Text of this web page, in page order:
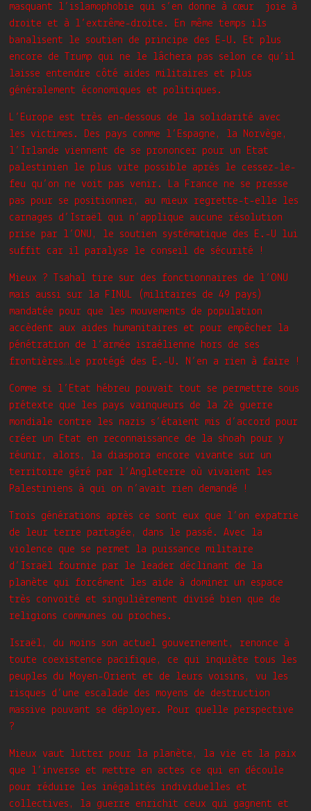
masquant l’islamophobie qui s’en donne à cœur joie à
droite et à l’extrême-droite. En même temps ils
banalisent le soutien de principe des E-U. Et plus
encore de Trump qui ne le lâchera pas selon ce qu’il
laisse entendre côté aides militaires et plus
généralement économiques et politiques.
L’Europe est très en-dessous de la solidarité avec
les victimes. Des pays comme l’Espagne, la Norvège,
l’Irlande viennent de se prononcer pour un Etat
palestinien le plus vite possible après le cessez-le-
feu qu’on ne voit pas venir. La France ne se presse
pas pour se positionner, au mieux regrette-t-elle les
carnages d’Israël qui n’applique aucune résolution
prise par l’ONU, le soutien systématique des E.-U lui
suffit car il paralyse le conseil de sécurité !
Mieux ? Tsahal tire sur des fonctionnaires de l’ONU
mais aussi sur la FINUL (militaires de 49 pays)
mandatée pour que les mouvements de population
accèdent aux aides humanitaires et pour empêcher la
pénétration de l’armée israélienne hors de ses
frontières…Le protégé des E.-U. N’en a rien à faire !
Comme si l’Etat hébreu pouvait tout se permettre sous
prétexte que les pays vainqueurs de la 2è guerre
mondiale contre les nazis s’étaient mis d’accord pour
créer un Etat en reconnaissance de la shoah pour y
réunir, alors, la diaspora encore vivante sur un
territoire géré par l’Angleterre où vivaient les
Palestiniens à qui on n’avait rien demandé !
Trois générations après ce sont eux que l’on expatrie
de leur terre partagée, dans le passé. Avec la
violence que se permet la puissance militaire
d’Israël fournie par le leader déclinant de la
planète qui forcément les aide à dominer un espace
très convoité et singulièrement divisé bien que de
religions communes ou proches.
Israël, du moins son actuel gouvernement, renonce à
toute coexistence pacifique, ce qui inquiète tous les
peuples du Moyen-Orient et de leurs voisins, vu les
risques d’une escalade des moyens de destruction
massive pouvant se déployer. Pour quelle perspective
?
Mieux vaut lutter pour la planète, la vie et la paix
que l’inverse et mettre en actes ce qui en découle
pour réduire les inégalités individuelles et
collectives, la guerre enrichit ceux qui gagnent et